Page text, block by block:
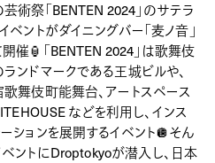
術祭「BENTEN 2024」のサテラ
ベントがダイニングバー「麦ノ音」
開催🏮「BENTEN 2024」は歌舞伎
ンドマークである王城ビルや、
舞伎町能舞台、アートスペース
などを利用し、インス
ションを展開するイベント🪩そん
ベントにDroptokyoが潜入し、日本